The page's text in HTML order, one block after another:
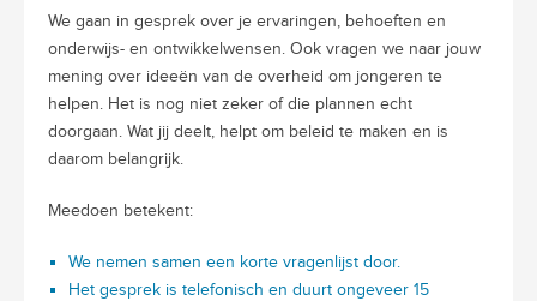
We gaan in gesprek over je ervaringen, behoeften en
onderwijs- en ontwikkelwensen. Ook vragen we naar jouw
mening over ideeën van de overheid om jongeren te
helpen. Het is nog niet zeker of die plannen echt
doorgaan. Wat jij deelt, helpt om beleid te maken en is
daarom belangrijk.
Meedoen betekent:
We nemen samen een korte vragenlijst door.
Het gesprek is telefonisch en duurt ongeveer 15